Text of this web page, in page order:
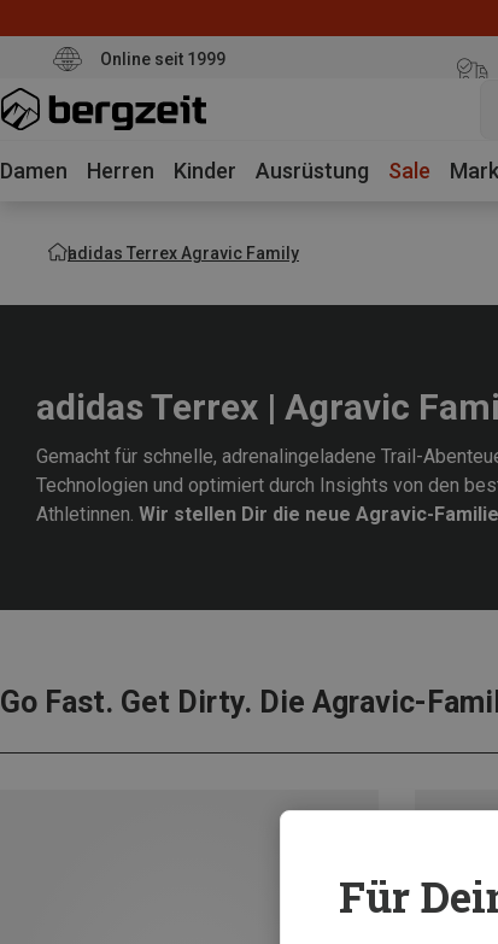
Online seit 1999
Damen Herren Kinder Ausrüstung Sale
adidas Terrex Agravic Family
adidas Terrex | Agravic
Gemacht für schnelle, adrenalingeladene Trail-
Technologien und optimiert durch Insights von den
Athletinnen. Wir stellen Dir die neue Agravic-
Go Fast. Get Dirty. Die Agravic-
Für